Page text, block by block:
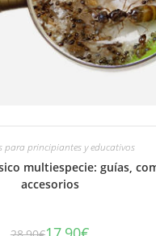
para principiantes y educativos
multiespecie: guías,
accesorios